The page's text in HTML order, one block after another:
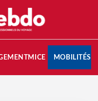
MICE MOBILITÉS